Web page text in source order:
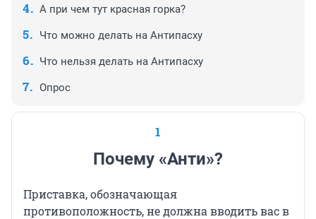
А при чем тут красная горка?
Что можно делать на Антипасху
Что нельзя делать на Антипасху
Опрос
1
Почему «Анти»?
Приставка, обозначающая
противоположность, не должна вводить вас в